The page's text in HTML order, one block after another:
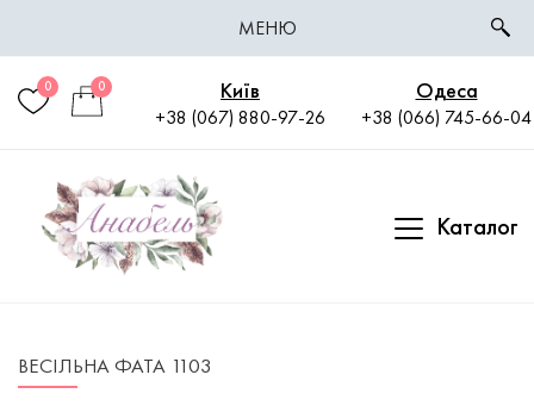
МЕНЮ
Київ
+38 (067) 880-97-26
Одеса
+38 (066) 745-66-04
0 0
Каталог
ВЕСІЛЬНА ФАТА 1103